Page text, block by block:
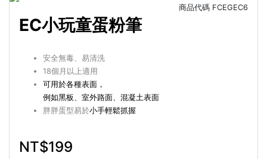
商品代碼 FCEGEC6
EC小玩童蛋粉筆
安全無毒、易清洗
18個月以上適用
可用於各種表面，
例如黑板、室外路面、混凝土表面
胖胖蛋型易於小手輕鬆抓握
NT$199